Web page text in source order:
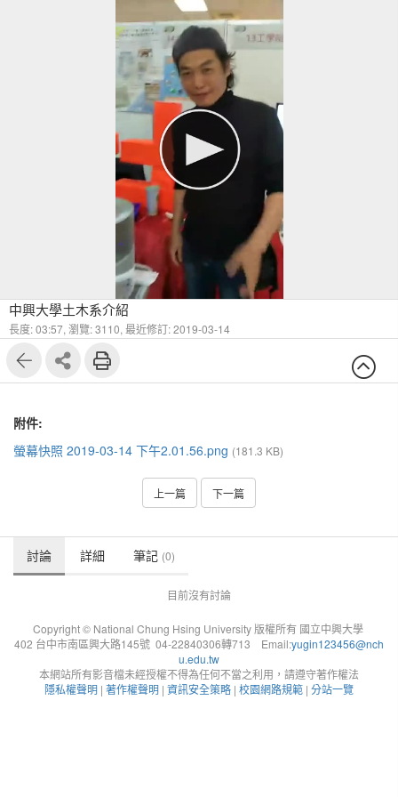
中興大學土木系介紹
長度: 03:57, 瀏覽: 3110, 最近修訂: 2019-03-14
附件:
螢幕快照 2019-03-14 下午2.01.56.png (181.3 KB)
上一篇 下一篇
討論 詳細 筆記 (0)
目前沒有討論
Copyright © National Chung Hsing University 版權所有 國立中興大學
402 台中市南區興大路145號 04-22840306轉713 Email:yugin123456@nch
u.edu.tw
本網站所有影音檔未經授權不得為任何不當之利用，請遵守著作權法
隱私權聲明 | 著作權聲明 | 資訊安全策略 | 校園網路規範 | 分站一覽